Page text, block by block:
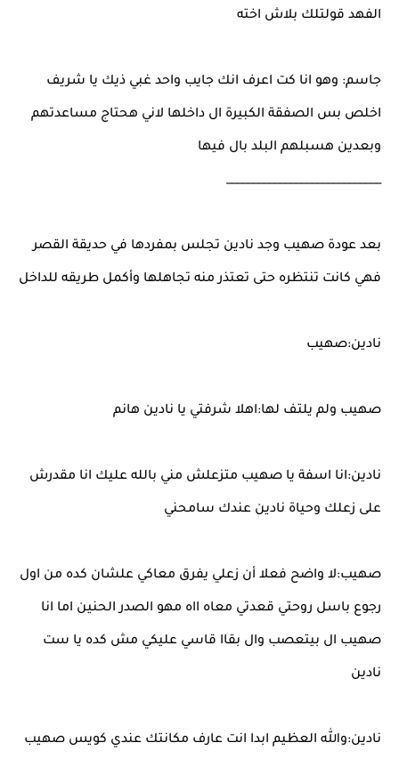
الفهد قولتلك بلاش اخته
جاسم: وهو انا كت اعرف انك جايب واحد غبي ذيك يا شريف
اخلص بس الصفقة الكبيرة ال داخلها لاني هحتاج مساعدتهم
وبعدين هسبلهم البلد بال فيها
_____________________________
بعد عودة صهيب وجد نادين تجلس بمفردها في حديقة القصر
فهي كانت تنتظره حتى تعتذر منه تجاهلها وأكمل طريقه للداخل
نادين:صهيب
صهيب ولم يلتف لها:اهلا شرفتي يا نادين هانم
نادين:انا اسفة يا صهيب متزعلش مني بالله عليك انا مقدرش
على زعلك وحياة نادين عندك سامحني
صهيب:لا واضح فعلا أن زعلي يفرق معاكي علشان كده من اول
رجوع باسل روحتي قعدتي معاه ااه مهو الصدر الحنين اما انا
صهيب ال بيتعصب وال بقاا قاسي عليكي مش كده يا ست
نادين
نادين:والله العظيم ابدا انت عارف مكانتك عندي كويس صهيب